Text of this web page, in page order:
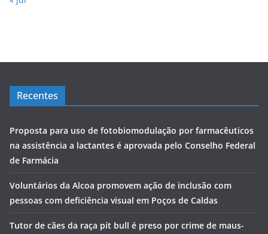
Recentes
Proposta para uso de fotobiomodulação por farmacêuticos
na assistência a lactantes é aprovada pelo Conselho Federal
de Farmácia
Voluntários da Alcoa promovem ação de inclusão com
pessoas com deficiência visual em Poços de Caldas
Tutor de cães da raça pit bull é preso por crime de maus-